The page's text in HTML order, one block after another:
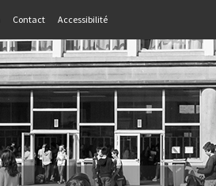
Contact Accessibilité